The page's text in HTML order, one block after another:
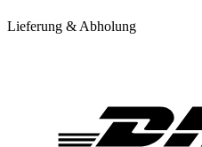
Lieferung & Abholung